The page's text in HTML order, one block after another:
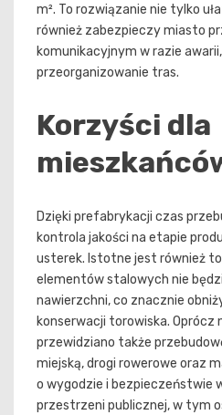
m². To rozwiązanie nie tylko
również zabezpieczy miasto
komunikacyjnym w razie
przeorganizowanie tras.
Korzyści dla
Dzięki prefabrykacji czas
kontrola jakości na etapie
usterek. Istotne jest również
elementów stalowych nie
nawierzchni, co znacznie
konserwacji torowiska.
przewidziano także
miejską, drogi rowerowe oraz
o wygodzie i bezpieczeństwie
przestrzeni publicznej, w tym